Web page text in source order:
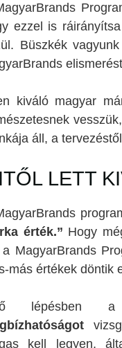
ezzel is
Büszkék
kiváló magyar
áll, a
LETT
érték.” Hogy
MagyarBrands
más értékek döntik
kell legyen,